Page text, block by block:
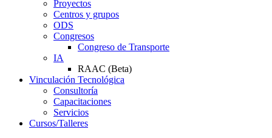
Proyectos
Centros y grupos
ODS
Congresos
Congreso de Transporte
IA
RAAC (Beta)
Vinculación Tecnológica
Consultoría
Capacitaciones
Servicios
Cursos/Talleres